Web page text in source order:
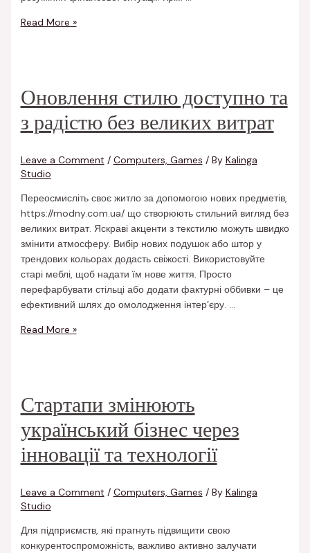
Read More »
Оновлення стилю доступно та
з радістю без великих витрат
Leave a Comment / Computers, Games / By Kalinga
Studio
Переосмисліть своє житло за допомогою нових предметів,
https://modny.com.ua/ що створюють стильний вигляд без
великих витрат. Яскраві акценти з текстилю можуть швидко
змінити атмосферу. Вибір нових подушок або штор у
трендових кольорах додасть свіжості. Використовуйте
старі меблі, щоб надати їм нове життя. Просто
перефарбувати стільці або додати фактурні оббивки – це
ефективний шлях до омолодження інтер’єру. …
Read More »
Стартапи змінюють
український бізнес через
інновації та технології
Leave a Comment / Computers, Games / By Kalinga
Studio
Для підприємств, які прагнуть підвищити свою
конкурентоспроможність, важливо активно залучати